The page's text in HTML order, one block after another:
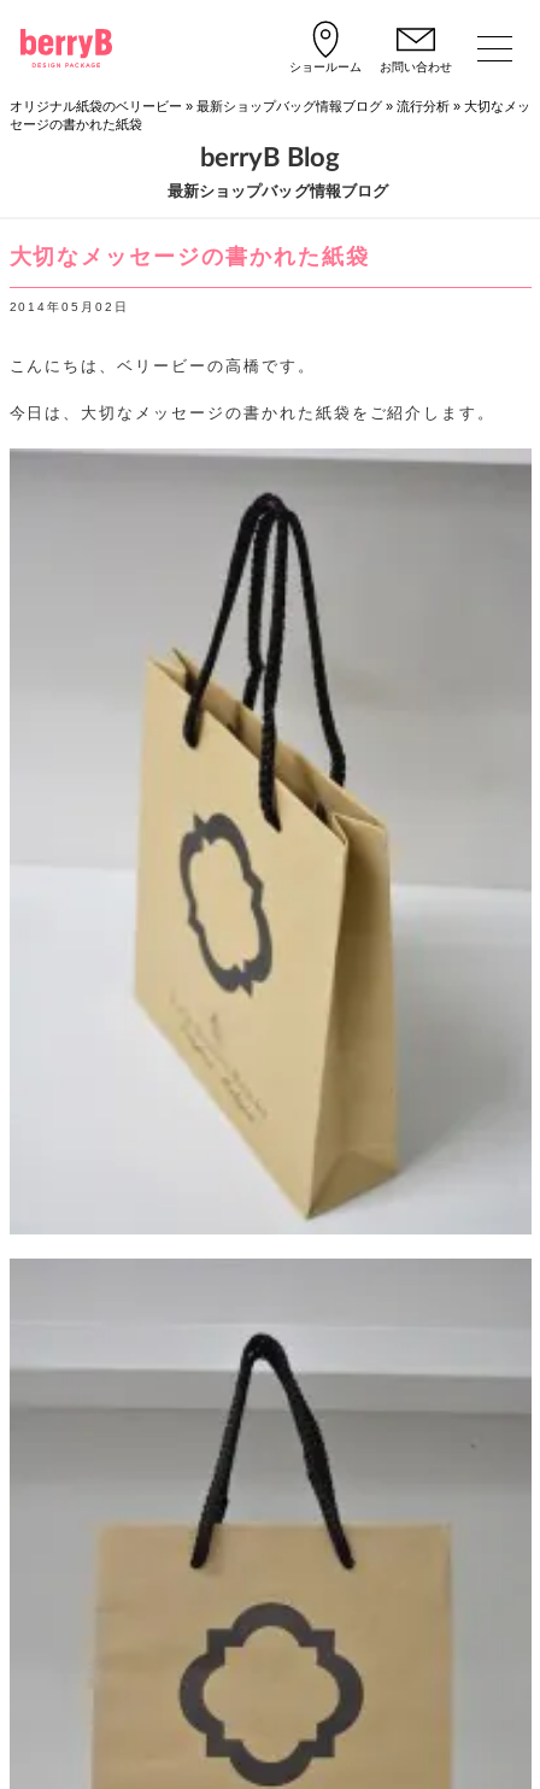
ショールーム お問い合わせ
オリジナル紙袋のベリービー » 最新ショップバッグ情報ブログ» 流行分析» 大切なメッ
セージの書かれた紙袋
最新ショップバッグ情報ブログ
berryB Blog
大切なメッセージの書かれた紙袋
2014年05月02日
こんにちは、ベリービーの高橋です。
今日は、大切なメッセージの書かれた紙袋をご紹介します。